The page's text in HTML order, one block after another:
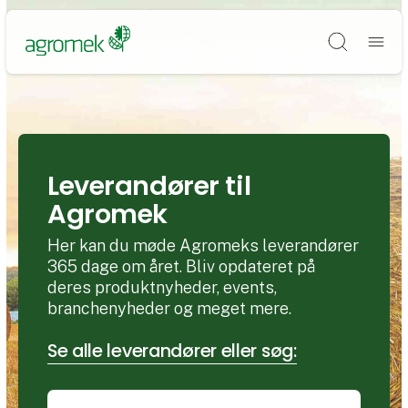
Søg
Leverandører til
Agromek
Her kan du møde Agromeks leverandører
365 dage om året. Bliv opdateret på
deres produktnyheder, events,
branchenyheder og meget mere.
Se alle leverandører eller søg: